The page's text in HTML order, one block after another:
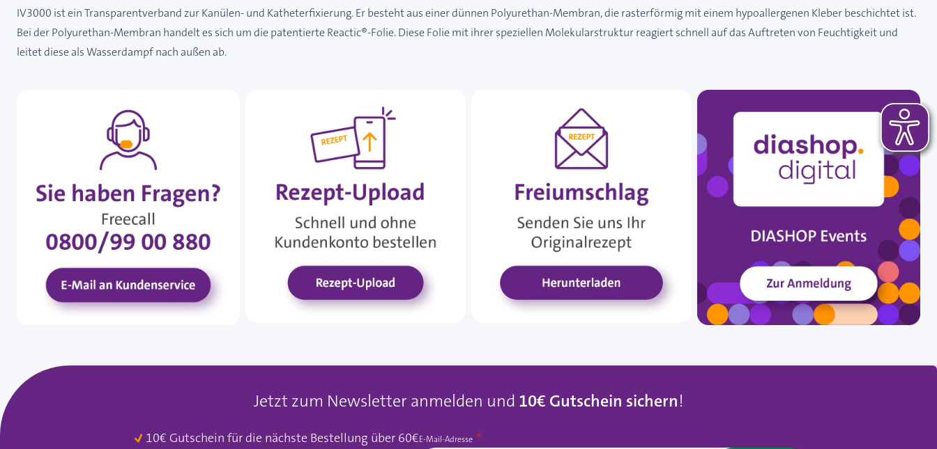
IV3000 ist ein Transparentverband zur Kanülen- und Katheterfixierung. Er besteht aus einer dünnen Polyurethan-Membran, die rasterförmig mit einem hypoallergenen Kleber beschichtet ist.
Bei der Polyurethan-Membran handelt es sich um die patentierte Reactic®-Folie. Diese Folie mit ihrer speziellen Molekularstruktur reagiert schnell auf das Auftreten von Feuchtigkeit und
leitet diese als Wasserdampf nach außen ab.
Jetzt zum Newsletter anmelden und 10€ Gutschein sichern!
10€ Gutschein für die nächste Bestellung über 60€E-Mail-Adresse